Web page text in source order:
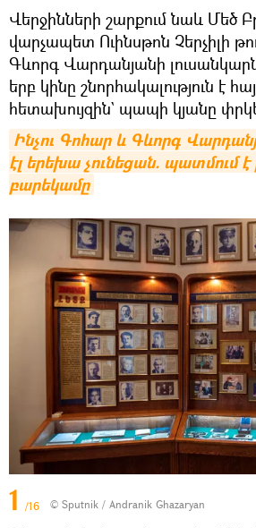
Վերջինների շարքում նաև Մեծ
վարչապետ Ուինսթոն Չերչիլի
Գևորգ Վարդանյանի
երբ կինը շնորհակալություն է
հետախույզին` պապի կյանը
Ինչու Գոհար և Գևորգ
էլ երեխա չունեցան. պատմում
բարեկամը
1 /16 © Sputnik / Andranik Ghazaryan